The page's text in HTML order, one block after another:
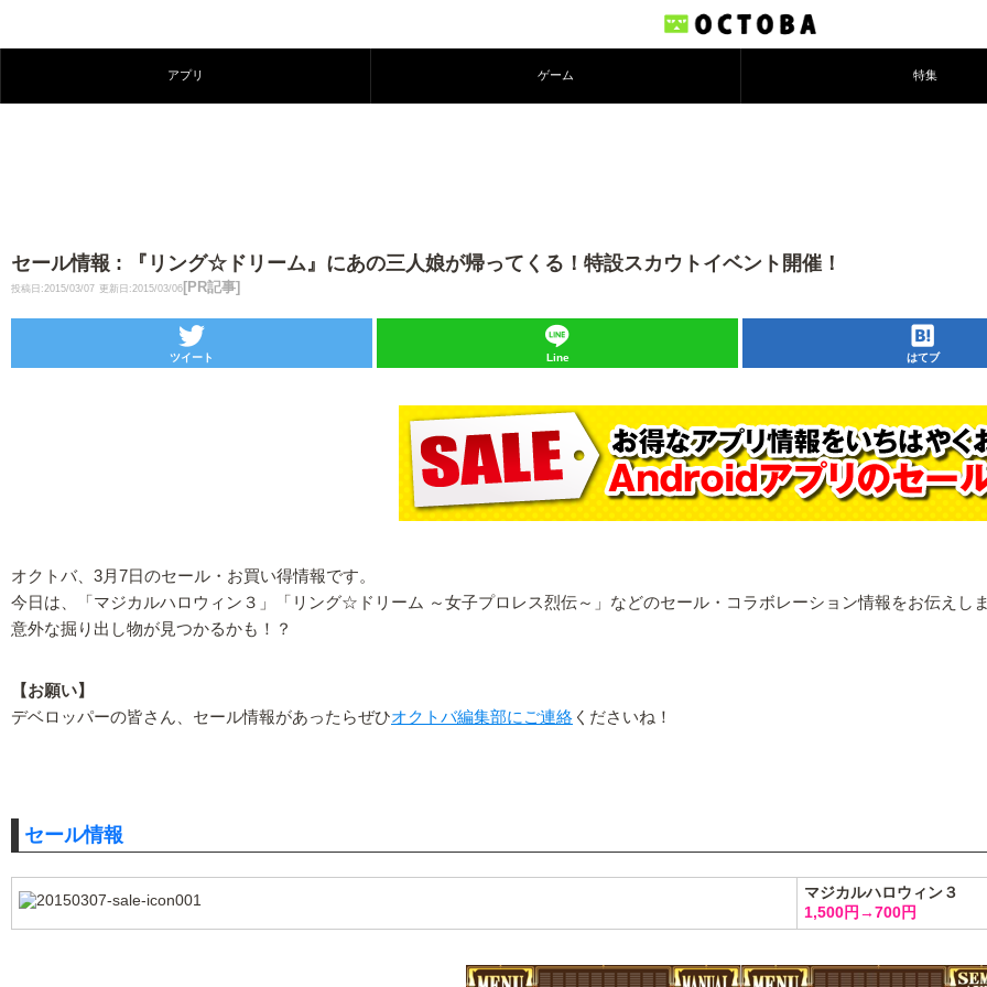
アプリ ゲーム 特集
セール情報 : 『リング☆ドリーム』にあの三人娘が帰ってくる！特設スカウトイベント開催！
投稿日:2015/03/07 更新日:2015/03/06 [PR記事]
ツイート Line はてブ
オクトバ、3月7日のセール・お買い得情報です。
今日は、「マジカルハロウィン３」「リング☆ドリーム ～女子プロレス烈伝～」などのセール・コラボレーション情報をお伝えし
意外な掘り出し物が見つかるかも！？
【お願い】
デベロッパーの皆さん、セール情報があったらぜひオクトバ編集部にご連絡 くださいね！
セール情報
マジカルハロウィン３
1,500円→700円